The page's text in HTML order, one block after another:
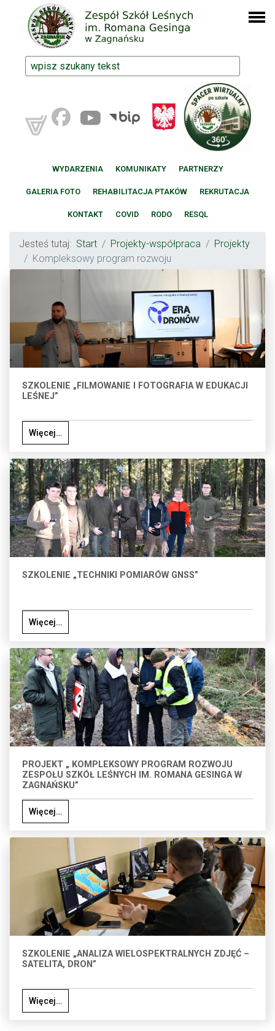
WYDARZENIA KOMUNIKATY PARTNERZY
GALERIA FOTO REHABILITACJA PTAKÓW REKRUTACJA
KONTAKT COVID RODO RESQL
Jesteś tutaj: Start Projekty-współpraca
Projekty
Kompleksowy program rozwoju
SZKOLENIE „FILMOWANIE I FOTOGRAFIA W EDUKACJI
LEŚNEJ”
Więcej…
SZKOLENIE „TECHNIKI POMIARÓW GNSS”
Więcej…
PROJEKT „ KOMPLEKSOWY PROGRAM ROZWOJU
ZESPOŁU SZKÓŁ LEŚNYCH IM. ROMANA GESINGA W
ZAGNAŃSKU”
Więcej…
SZKOLENIE „ANALIZA WIELOSPEKTRALNYCH ZDJĘĆ –
SATELITA, DRON”
Więcej…